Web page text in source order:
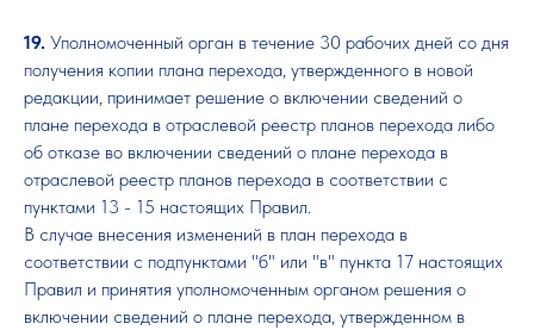
19. Уполномоченный орган в течение 30 рабочих дней со дня
получения копии плана перехода, утвержденного в новой
редакции, принимает решение о включении сведений о
плане перехода в отраслевой реестр планов перехода либо
об отказе во включении сведений о плане перехода в
отраслевой реестр планов перехода в соответствии с
пунктами 13 - 15 настоящих Правил.
В случае внесения изменений в план перехода в
соответствии с подпунктами "б" или "в" пункта 17 настоящих
Правил и принятия уполномоченным органом решения о
включении сведений о плане перехода, утвержденном в